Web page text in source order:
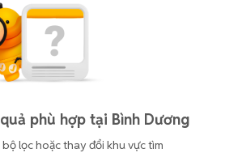
phù hợp tại Bình Dương
lọc hoặc thay đổi khu vực tìm